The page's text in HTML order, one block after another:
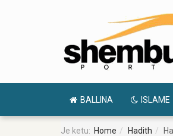
BALLINA ISLAME
Je ketu: Home Hadith